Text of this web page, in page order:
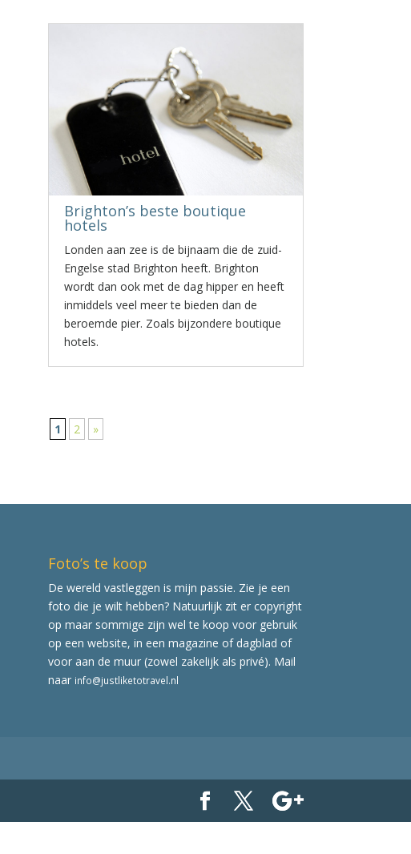
Brighton’s beste boutique
hotels
Londen aan zee is de bijnaam die de zuid-
Engelse stad Brighton heeft. Brighton
wordt dan ook met de dag hipper en heeft
inmiddels veel meer te bieden dan de
beroemde pier. Zoals bijzondere boutique
hotels.
1 2 »
Foto’s te koop
De wereld vastleggen is mijn passie. Zie je een
foto die je wilt hebben? Natuurlijk zit er copyright
op maar sommige zijn wel te koop voor gebruik
op een website, in een magazine of dagblad of
voor aan de muur (zowel zakelijk als privé). Mail
naar info@justliketotravel.nl